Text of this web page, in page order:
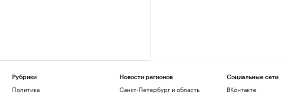
Рубрики
Политика
Новости регионов
Санкт-Петербург и область
Социальные сети
ВКонтакте